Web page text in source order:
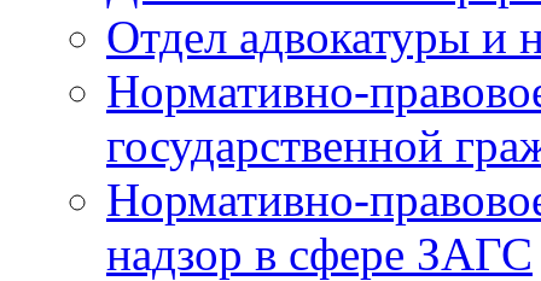
Отдел адвокатуры и
Нормативно-
государственной
Нормативно-
надзор в сфере ЗАГС